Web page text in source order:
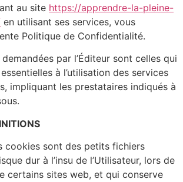
au site https://apprendre-la-pleine-
en utilisant ses services, vous
Politique de Confidentialité.
par l’Éditeur sont celles qui
à l’utilisation des services
impliquant les prestataires indiqués à
cookies sont des petits fichiers
dur à l’insu de l’Utilisateur, lors de
certains sites web, et qui conserve